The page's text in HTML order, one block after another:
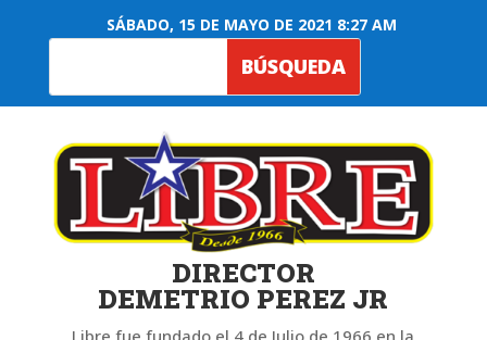
SÁBADO, 15 DE MAYO DE 2021 8:27 AM
DIRECTOR
DEMETRIO PEREZ JR